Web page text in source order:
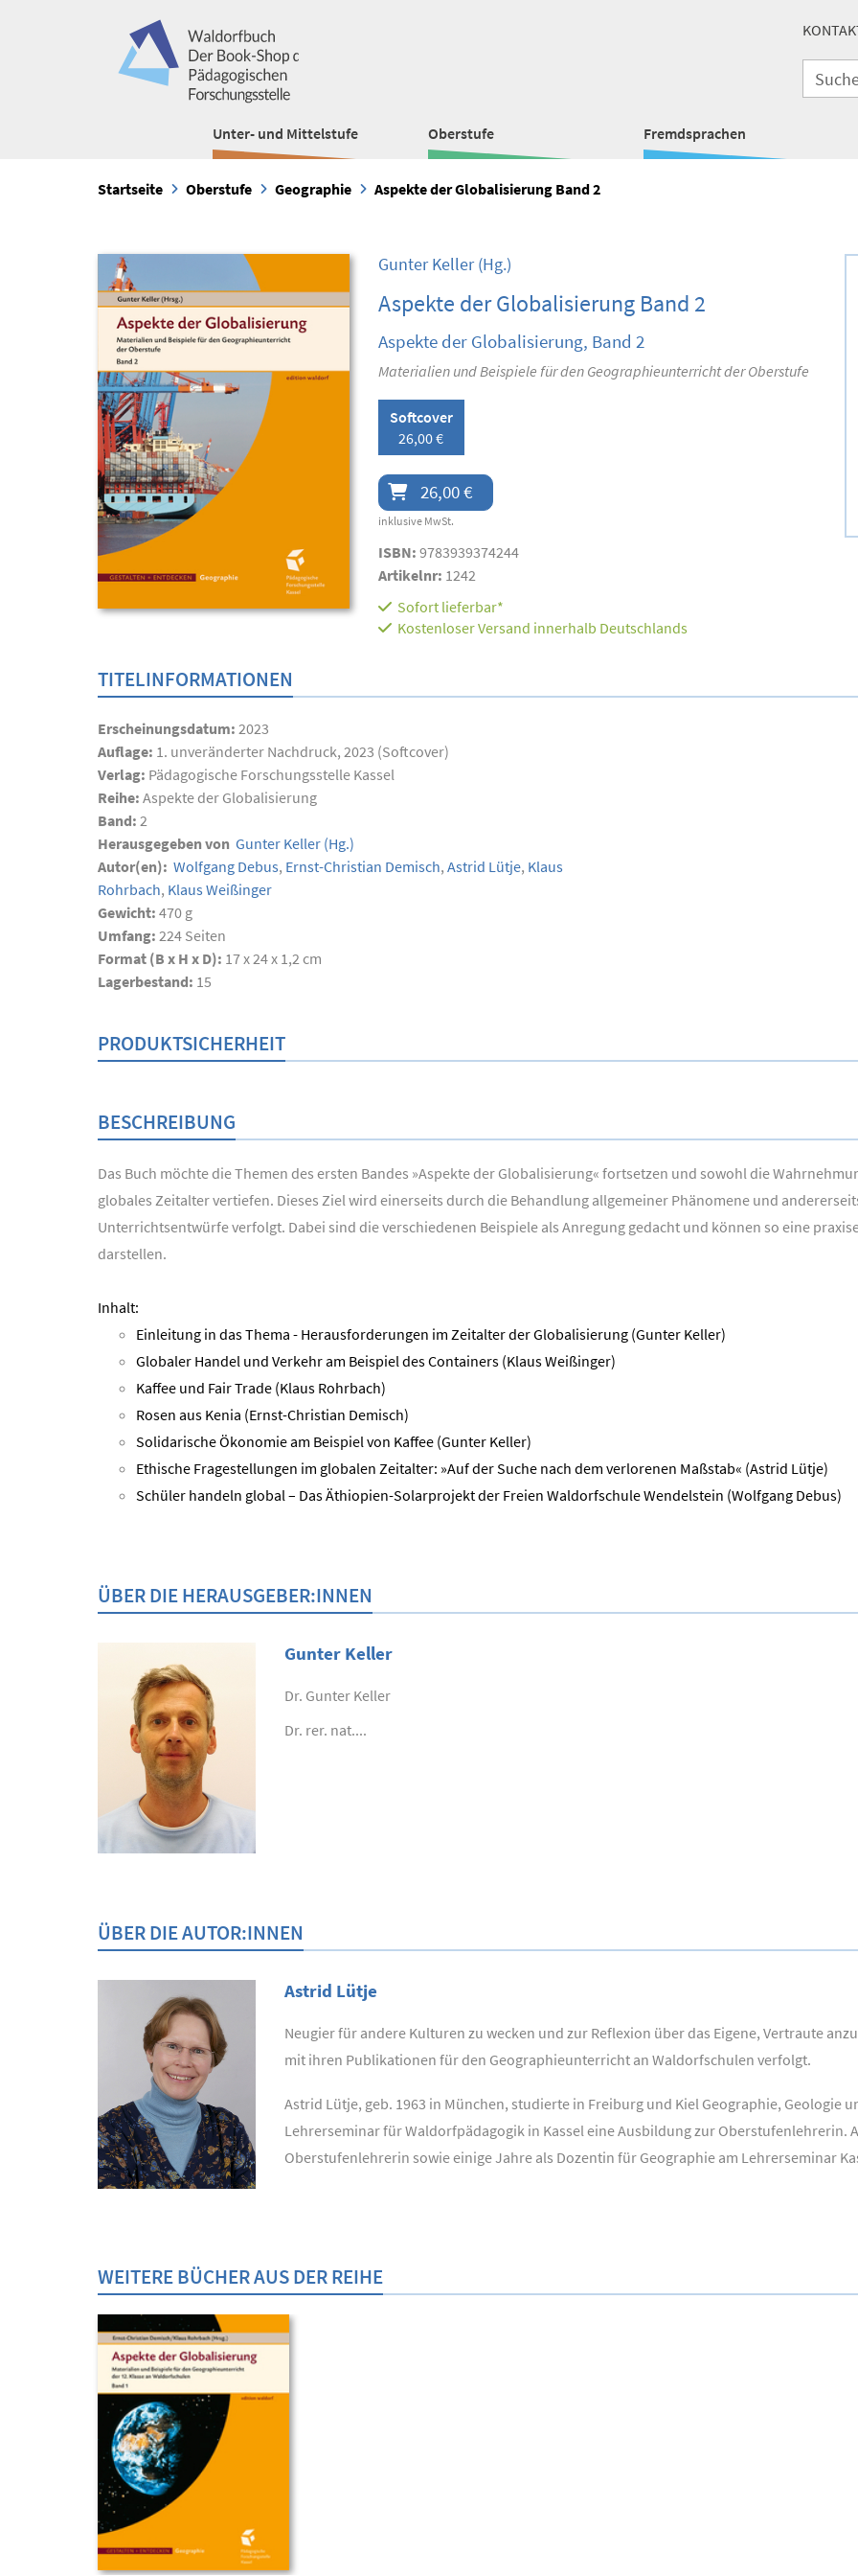
Unter- und Mittelstufe Oberstufe Fremdsprachen
Startseite Oberstufe Geographie Aspekte der Globalisierung Band 2
Gunter Keller(Hg.)
Aspekte der Globalisierung Band 2
Aspekte der Globalisierung, Band 2
Materialien und Beispiele für den Geographieunterricht der Oberstufe
Softcover
26,00 €
26,00 €
inklusive MwSt.
ISBN: 9783939374244
Artikelnr: 1242
Sofort lieferbar*
Kostenloser Versand innerhalb Deutschlands
TITELINFORMATIONEN
Erscheinungsdatum: 2023
Auflage: 1. unveränderter Nachdruck, 2023 (Softcover)
Verlag: Pädagogische Forschungsstelle Kassel
Reihe: Aspekte der Globalisierung
Band: 2
Herausgegeben von Gunter Keller (Hg.)
Autor(en): Wolfgang Debus, Ernst-Christian Demisch, Astrid Lütje, Klaus
Rohrbach, Klaus Weißinger
Gewicht: 470 g
Umfang: 224 Seiten
Format (B x H x D): 17 x 24 x 1,2 cm
Lagerbestand: 15
PRODUKTSICHERHEIT
BESCHREIBUNG
Das Buch möchte die Themen des ersten Bandes »Aspekte der Globalisierung« fortsetzen und sowohl die
globales Zeitalter vertiefen. Dieses Ziel wird einerseits durch die Behandlung allgemeiner Phänomene und
Unterrichtsentwürfe verfolgt. Dabei sind die verschiedenen Beispiele als Anregung gedacht und können so eine
darstellen.
Inhalt:
Einleitung in das Thema - Herausforderungen im Zeitalter der Globalisierung (Gunter Keller)
Globaler Handel und Verkehr am Beispiel des Containers (Klaus Weißinger)
Kaffee und Fair Trade (Klaus Rohrbach)
Rosen aus Kenia (Ernst-Christian Demisch)
Solidarische Ökonomie am Beispiel von Kaffee (Gunter Keller)
Ethische Fragestellungen im globalen Zeitalter: »Auf der Suche nach dem verlorenen Maßstab« (Astrid Lütje)
Schüler handeln global – Das Äthiopien-Solarprojekt der Freien Waldorfschule Wendelstein (Wolfgang Debus)
ÜBER DIE HERAUSGEBER:INNEN
Gunter Keller
Dr. Gunter Keller
Dr. rer. nat....
ÜBER DIE AUTOR:INNEN
Astrid Lütje
Neugier für andere Kulturen zu wecken und zur Reflexion über das Eigene, Vertraute
mit ihren Publikationen für den Geographieunterricht an Waldorfschulen verfolgt.
Astrid Lütje, geb. 1963 in München, studierte in Freiburg und Kiel Geographie, Geologie
Lehrerseminar für Waldorfpädagogik in Kassel eine Ausbildung zur Oberstufenlehrerin.
Oberstufenlehrerin sowie einige Jahre als Dozentin für Geographie am Lehrerseminar
WEITERE BÜCHER AUS DER REIHE